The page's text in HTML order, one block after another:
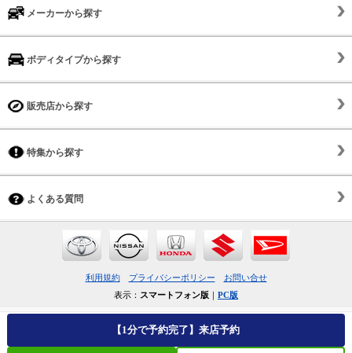
【1分で予約完了】来店予約
メーカーから探す
ボディタイプから探す
販売店から探す
特集から探す
よくある質問
利用規約 プライバシーポリシー
お問い合せ
表示： スマートフォン版 ｜ PC版